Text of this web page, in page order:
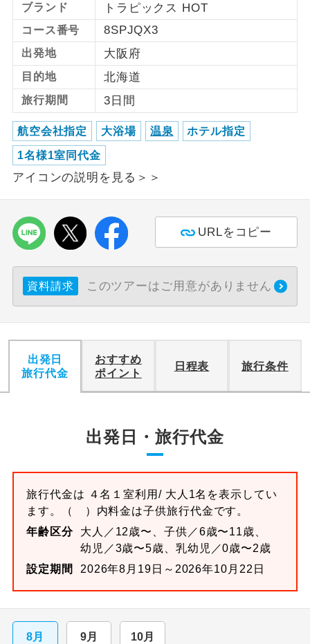
ブランド トラピックス HOT
コース番号 8SPJQX3
出発地 大阪府
目的地 北海道
旅行期間 3日間
航空会社指定 大浴場 温泉 ホテル指定
1名様1室同代金
アイコンの説明を見る＞＞
URLをコピー
資料請求 このツアーはご用意がありません
出発日
旅行代金
おすすめ
ポイント
日程表 旅行条件
出発日・旅行代金
旅行代金は ４名１室利用/ 大人1名を表示してい
ます。
（ ）内料金は子供旅行代金です。
年齢区分
大人／12歳〜、子供／6歳〜11歳、
幼児／3歳〜5歳、乳幼児／0歳〜2歳
設定期間
2026年8月19日～2026年10月22日
8月 9月 10月
1名様1室同代
金
1名様1室利用でも追加料金がかからない
コースです。
ご夫婦限定
ご夫婦限定でご参加いただけるコースで
す。
女性限定
女性限定でご参加いただけるコースで
す。
年齢制限あり
航空会社指定
利用航空会社が指定なので、ご出発の計
ホテル指定
ご紹介するホテルを指定したコースで
おひとり様バ
ス2席利用
おひとり様でバス席を2席利⽤できま